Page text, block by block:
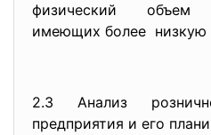
физический
имеющих более низкую
2.3 Анализ
предприятия и его